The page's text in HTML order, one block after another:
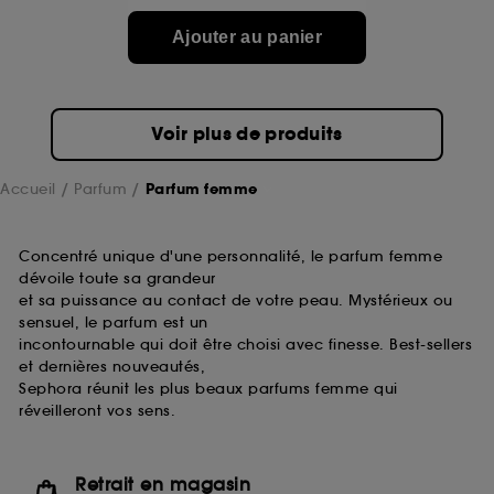
Ajouter au panier
Voir plus de produits
Accueil Parfum Parfum femme
Concentré unique d'une personnalité, le parfum femme
dévoile toute sa grandeur
et sa puissance au contact de votre peau. Mystérieux ou
sensuel, le parfum est un
incontournable qui doit être choisi avec finesse. Best-sellers
et dernières nouveautés,
Sephora réunit les plus beaux parfums femme qui
réveilleront vos sens.
Retrait en magasin
de ces cookies grâce au bouton "personnaliser mes
choix" ci-dessous ou décider de "tout accepter".
Sephora pourra associer les informations de
collectées ou générées lors de votre activité en ligne
ou en magasin. Pour refuser tous les cookies, cliques
sur "continuer sans accepter". Voous pouvez à tout
souhaitez obtenir plus d'information sur les cookies